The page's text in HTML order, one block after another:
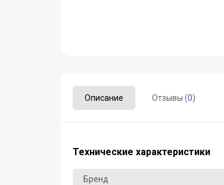
Описание Отзывы (0)
Технические характеристики
Бренд